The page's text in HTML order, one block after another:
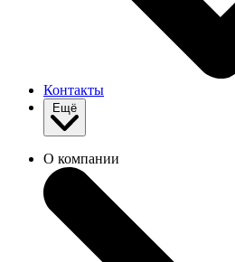
Контакты
О компании